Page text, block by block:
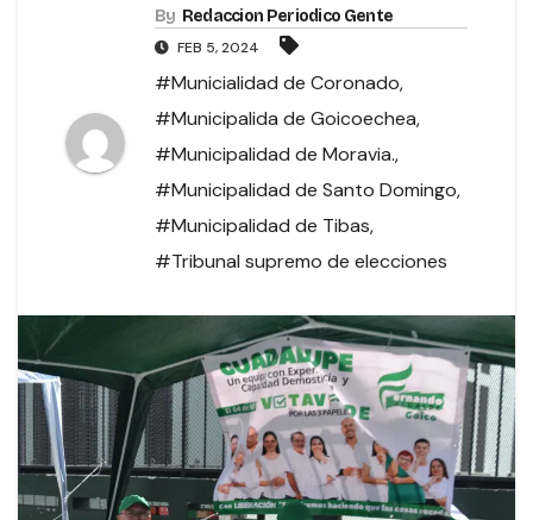
By Redaccion Periodico Gente
FEB 5, 2024
#Municialidad de Coronado,
#Municipalida de Goicoechea,
#Municipalidad de Moravia.,
#Municipalidad de Santo Domingo,
#Municipalidad de Tibas,
#Tribunal supremo de elecciones